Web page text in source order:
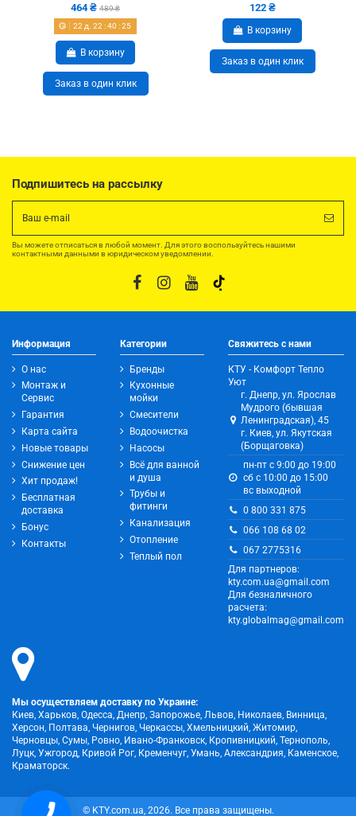
464 ₴ 489 ₴
22 д. 22 :40 :25
В корзину
Заказ в один клик
122 ₴
В корзину
Заказ в один клик
Подпишитесь на рассылку
Вы можете отписаться в любой момент. Для этого воспользуйтесь нашими
контактными данными в юридическом уведомлении.
Информация
О нас
Монтаж и
Сервис
Гарантия
Карта сайта
Новые товары
Снижение цен
Хит продаж!
Бесплатная
доставка
Бонус
Контакты
Категории
Бренды
Кухонные
мойки
Смесители
Водоочистка
Насосы
Всё для ванной
и душа
Трубы и
фитинги
Канализация
Отопление
Теплый пол
Свяжитесь с нами
КТУ - Комфорт Тепло
Уют
г. Днепр, ул. Ярослав
Мудрого (бывшая
Ленинградская), 45
г. Киев, ул. Якутская
(Борщаговка)
пн-пт с 9:00 до 19:00
сб с 10:00 до 15:00
вс выходной
0 800 331 875
066 108 68 02
067 2775316
Для партнеров:
kty.com.ua@gmail.com
Для безналичного
расчета:
kty.globalmag@gmail.com
Мы осуществляем доставку по Украине:
Киев, Харьков, Одесса, Днепр, Запорожье, Львов, Николаев, Винница,
Херсон, Полтава, Чернигов, Черкассы, Хмельницкий, Житомир,
Черновцы, Сумы, Ровно, Ивано-Франковск, Кропивницкий, Тернополь,
Луцк, Ужгород, Кривой Рог, Кременчуг, Умань, Александрия, Каменское,
Краматорск.
© KTY.com.ua, 2026. Все права защищены.